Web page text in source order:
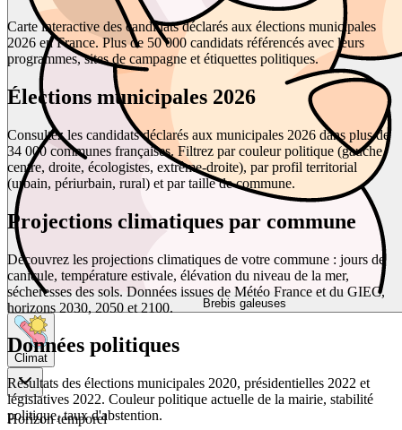
Brebis galeuses
Climat
Horizon temporel
Carte interactive des candidats déclarés aux élections municipales
2026 en France. Plus de 50 000 candidats référencés avec leurs
programmes, sites de campagne et étiquettes politiques.
Élections municipales 2026
Consultez les candidats déclarés aux municipales 2026 dans plus de
34 000 communes françaises. Filtrez par couleur politique (gauche,
centre, droite, écologistes, extrême-droite), par profil territorial
(urbain, périurbain, rural) et par taille de commune.
Projections climatiques par commune
Découvrez les projections climatiques de votre commune : jours de
canicule, température estivale, élévation du niveau de la mer,
sécheresses des sols. Données issues de Météo France et du GIEC,
horizons 2030, 2050 et 2100.
Données politiques
Résultats des élections municipales 2020, présidentielles 2022 et
législatives 2022. Couleur politique actuelle de la mairie, stabilité
politique, taux d'abstention.